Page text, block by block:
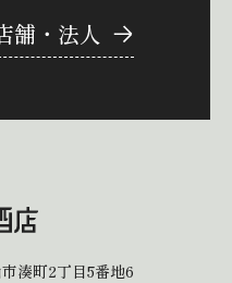
舗・法人
湊町2丁目5番地6